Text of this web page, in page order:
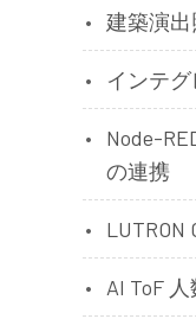
建築演
インテ
Node-
の連携
LUTRON
AI ToF